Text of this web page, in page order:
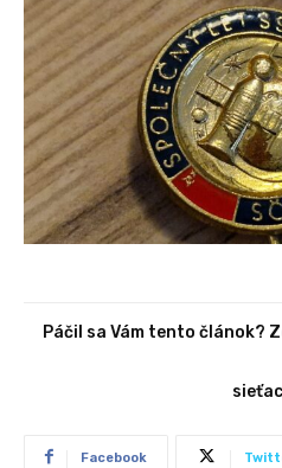
Páčil sa Vám tento článok?
Facebook